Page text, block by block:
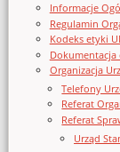
Informacje
Regulamin
Kodeks etyki
Dokumentacja
Organizacja
Telefony
Referat
Referat
Urząd